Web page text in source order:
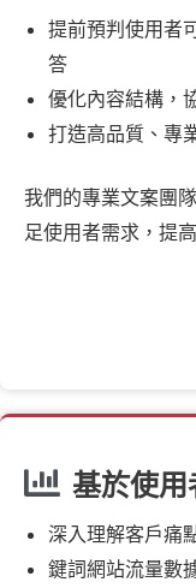
提前預判使用者
答
優化內容結構，
打造高品質、專
我們的專業文案團
足使用者需求，提
基於使
深入理解客戶痛
鍵詞網站流量數